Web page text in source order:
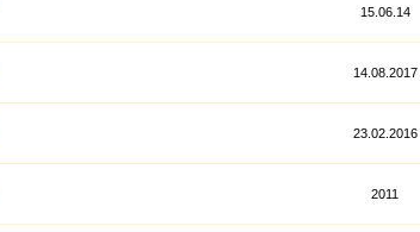
15.06.14
14.08.2017
23.02.2016
2011